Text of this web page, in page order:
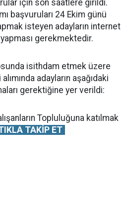
için son saatlere girildi.
başvuruları 24 Ekim günü
isteyen adayların internet
gerekmektedir.
isithdam etmek üzere
adayların aşağıdaki
gerektiğine yer verildi:
Topluluğuna katılmak
TAKİP ET